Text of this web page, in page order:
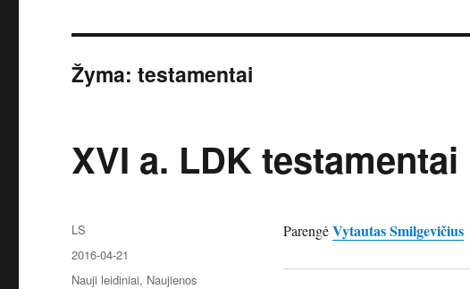
Žyma:testamentai
XVI a. LDK testamentai
ParengėVytautas Smilgevičius
Autorius
LS
Paskelbta
2016-04-21
Kategorijos
Nauji leidiniai, Naujienos